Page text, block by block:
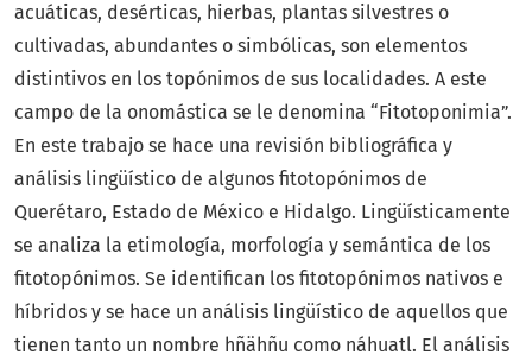
acuáticas, desérticas, hierbas, plantas silvestres o
cultivadas, abundantes o simbólicas, son elementos
distintivos en los topónimos de sus localidades. A este
campo de la onomástica se le denomina “Fitotoponimia”.
En este trabajo se hace una revisión bibliográfica y
análisis lingüístico de algunos fitotopónimos de
Querétaro, Estado de México e Hidalgo. Lingüísticamente
se analiza la etimología, morfología y semántica de los
fitotopónimos. Se identifican los fitotopónimos nativos e
híbridos y se hace un análisis lingüístico de aquellos que
tienen tanto un nombre hñähñu como náhuatl. El análisis